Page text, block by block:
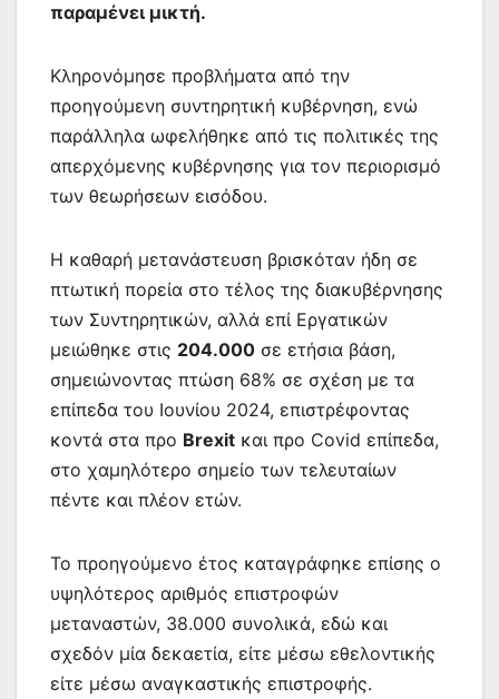
παραμένει μικτή.
Κληρονόμησε προβλήματα από την
προηγούμενη συντηρητική κυβέρνηση, ενώ
παράλληλα ωφελήθηκε από τις πολιτικές της
απερχόμενης κυβέρνησης για τον περιορισμό
των θεωρήσεων εισόδου.
Η καθαρή μετανάστευση βρισκόταν ήδη σε
πτωτική πορεία στο τέλος της διακυβέρνησης
των Συντηρητικών, αλλά επί Εργατικών
μειώθηκε στις 204.000 σε ετήσια βάση,
σημειώνοντας πτώση 68% σε σχέση με τα
επίπεδα του Ιουνίου 2024, επιστρέφοντας
κοντά στα προ Brexit και προ Covid επίπεδα,
στο χαμηλότερο σημείο των τελευταίων
πέντε και πλέον ετών.
Το προηγούμενο έτος καταγράφηκε επίσης ο
υψηλότερος αριθμός επιστροφών
μεταναστών, 38.000 συνολικά, εδώ και
σχεδόν μία δεκαετία, είτε μέσω εθελοντικής
είτε μέσω αναγκαστικής επιστροφής.